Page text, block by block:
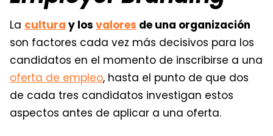
La cultura y los valores de una organización
son factores cada vez más decisivos para los
candidatos en el momento de inscribirse a una
oferta de empleo, hasta el punto de que dos
de cada tres candidatos investigan estos
aspectos antes de aplicar a una oferta.